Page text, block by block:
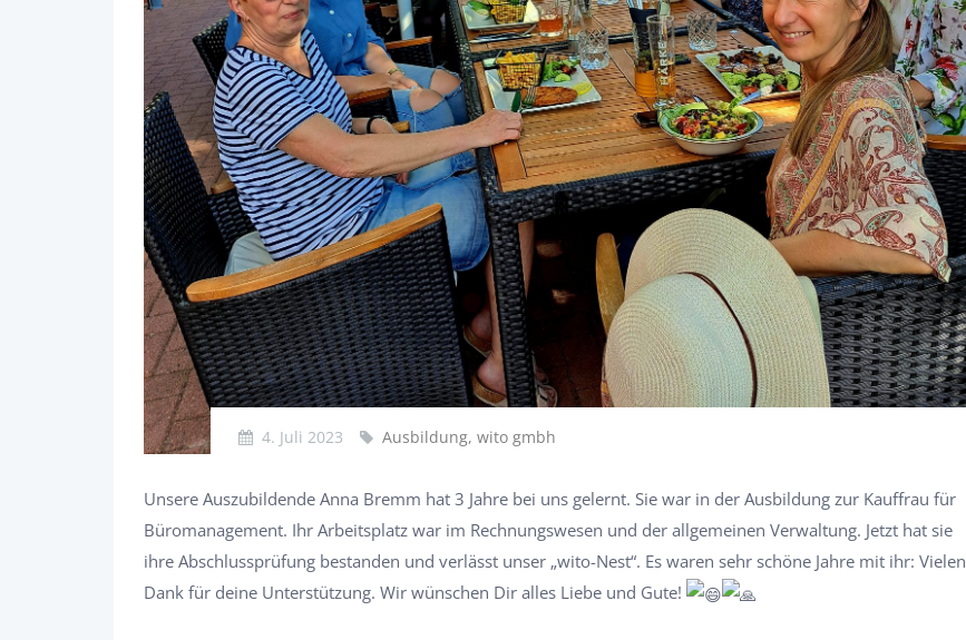
4. Juli 2023 Ausbildung, wito gmbh
Unsere Auszubildende Anna Bremm hat 3 Jahre bei uns gelernt. Sie war in der Ausbildung zur Kauffrau für
Büromanagement. Ihr Arbeitsplatz war im Rechnungswesen und der allgemeinen Verwaltung. Jetzt hat sie
ihre Abschlussprüfung bestanden und verlässt unser „wito-Nest“. Es waren sehr schöne Jahre mit ihr: Vielen
Dank für deine Unterstützung. Wir wünschen Dir alles Liebe und Gute!